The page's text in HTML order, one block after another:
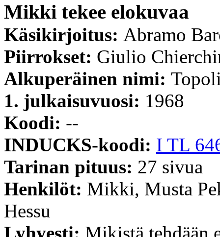
Mikki tekee elokuvaa
Käsikirjoitus: Abramo
Piirrokset: Giulio
Alkuperäinen nimi:
1. julkaisuvuosi: 1968
Koodi: --
INDUCKS-koodi: I TL
Tarinan pituus: 27 sivua
Henkilöt: Mikki, Musta
Hessu
Lyhyesti: Mikistä tehdään